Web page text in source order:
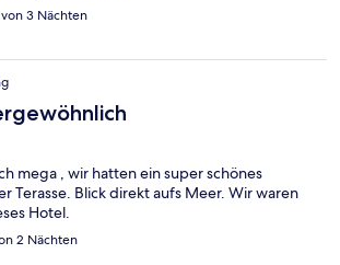
3 Nächten
mega , wir hatten ein super schönes
Terasse. Blick direkt aufs Meer. Wir waren
Hotel.
2 Nächten